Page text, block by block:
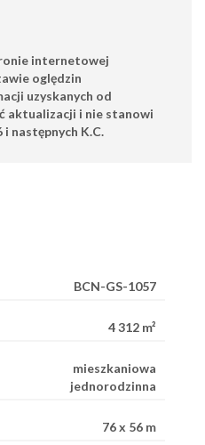
internetowej
oględzin
uzyskanych od
aktualizacji i nie stanowi
następnych K.C.
BCN-GS-1057
4 312 m²
mieszkaniowa
jednorodzinna
76 x 56 m